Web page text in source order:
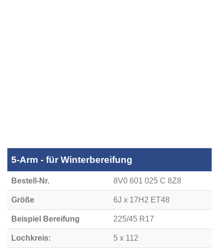
5-Arm - für Winterbereifung
Bestell-Nr. 8V0 601 025 C 8Z8
Größe 6J x 17H2 ET48
Beispiel Bereifung 225/45 R17
Lochkreis: 5 x 112